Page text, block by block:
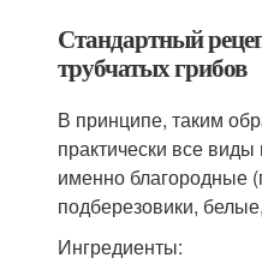
Стандартный
трубчатых грибов
В принципе, таким
практически все виды
именно благородные
подберезовики,
Ингредиенты: